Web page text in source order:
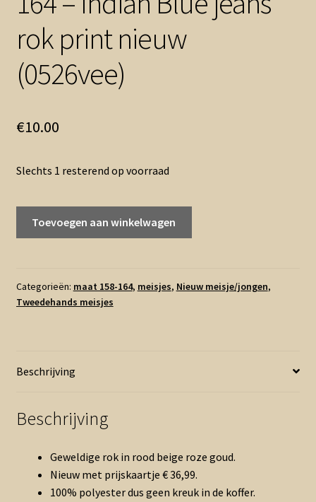
rok print nieuw
(0526vee)
€10.00
Slechts 1 resterend op voorraad
jeans
rok
aantal
Toevoegen aan winkelwagen
Categorieën: maat 158-164, meisjes, Nieuw meisje/jongen,
Tweedehands meisjes
Beschrijving
Beschrijving
Geweldige rok in rood beige roze goud.
Nieuw met prijskaartje € 36,99.
100% polyester dus geen kreuk in de koffer.